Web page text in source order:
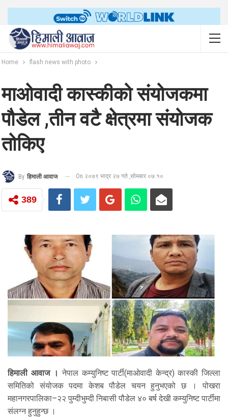
Home flash news with photo
माओवादी कास्कीको संयोजकमा
पौडेल ,तीन वटै क्षेत्रमा संयोजक
तोकिए
By हिमाली आवाज On २०७९ भाद्र २७ गते ,सोमबार ०७:१०
389
हिमाली आवाज । नेपाल कम्युनिष्ट पार्टी(माओवादी केन्द्र) कास्की जिल्ला
समितिको संयोजक पदमा केशब पौडेल चयन हुनुभएको छ । पोखरा
महानगरपालिका–२२ पुम्दीभुम्दी निबासी पौडेल ४० बर्ष देखी कम्युनिष्ट पार्टीमा
संलग्न हुनुहुन्छ ।